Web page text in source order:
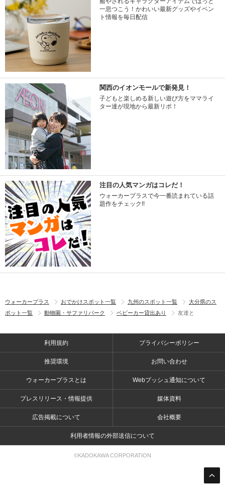
一息つこう！かわいい最新グッズやイベン
ト情報を毎日配信
関西のイオンモールで新発見！
子どもと楽しめる新しい遊び方をママライ
ター達が現地から最新リポ！
注目の人気マンガはコレだ！
ウォーカープラスで今一番読まれている話
題作をチェック!!
ウォーカープラス おでかけスポット一覧 九州のスポット一覧
大分県のス
ポット一覧
動物園・サファリパーク ベビーカー貸出あり 友達と
利用規約 プライバシーポリシー
推奨環境 お問い合わせ
ウォーカープラスとは Webプッシュ通知について
プレスリリース・情報提供 媒体資料
広告掲載について 会社概要
利用者情報の外部送信について
©KADOKAWA CORPORATION